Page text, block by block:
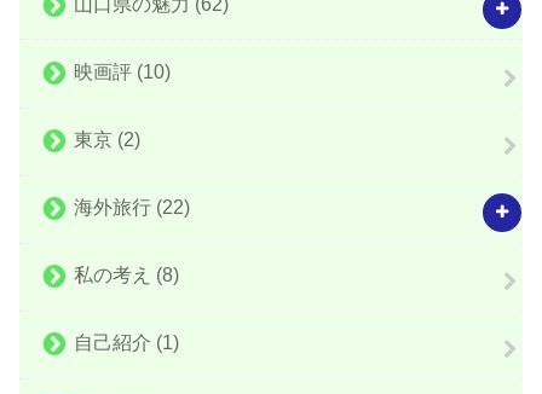
映画評 (10)
東京 (2)
海外旅行 (22)
私の考え (8)
自己紹介 (1)